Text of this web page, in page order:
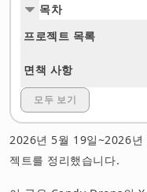
목차
프로젝트 목록
면책 사항
모두 보기
2026년 5월 19일~2026년
젝트를 정리했습니다.